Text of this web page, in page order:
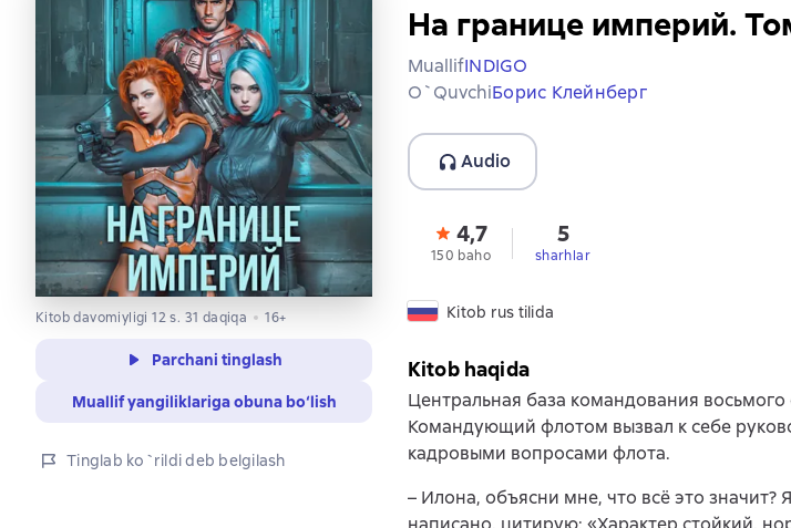
Kitob davomiyligi 12 s. 31 daqiqa 16+
Parchani tinglash
Muallif yangiliklariga obuna bo‘lish
Tinglab ko`rildi deb belgilash
На границе империй.
MuallifINDIGO
O`quvchiБорис Клейнберг
Audio
4,7
150 baho
5
sharhlar
Kitob rus tilida
Kitob haqida
Центральная база командования
Командующий флотом вызвал к себе
кадровыми вопросами флота.
– Илона, объясни мне, что всё это